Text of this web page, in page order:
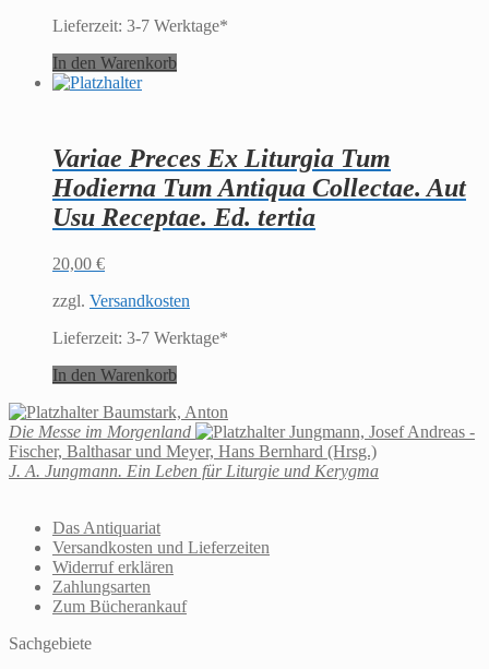
Lieferzeit: 3-7 Werktage*
In den Warenkorb
Variae Preces Ex Liturgia Tum
Hodierna Tum Antiqua Collectae. Aut
Usu Receptae. Ed. tertia
20,00 €
zzgl. Versandkosten
Lieferzeit: 3-7 Werktage*
In den Warenkorb
Baumstark, Anton
Die Messe im Morgenland
Jungmann, Josef Andreas -
Fischer, Balthasar und Meyer, Hans Bernhard (Hrsg.)
J. A. Jungmann. Ein Leben für Liturgie und Kerygma
Das Antiquariat
Versandkosten und Lieferzeiten
Widerruf erklären
Zahlungsarten
Zum Bücherankauf
Sachgebiete